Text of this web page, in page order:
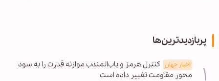
پربازدیدترین‌ها
اخبار جهان کنترل هرمز و باب‌المندب موازنه قدرت را به سود
محور مقاومت تغییر داده است